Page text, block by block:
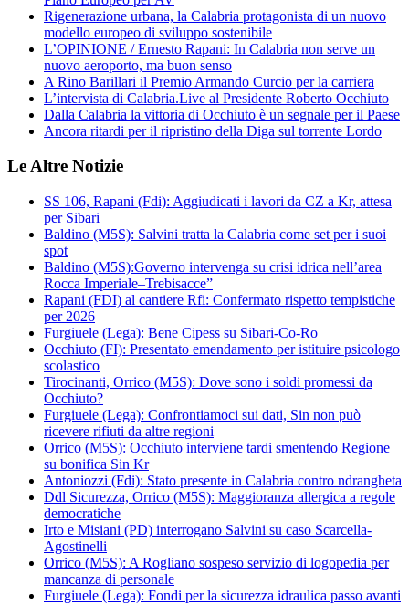
Rigenerazione urbana, la Calabria protagonista di un nuovo
modello europeo di sviluppo sostenibile
L’OPINIONE / Ernesto Rapani: In Calabria non serve un
nuovo aeroporto, ma buon senso
A Rino Barillari il Premio Armando Curcio per la carriera
L’intervista di Calabria.Live al Presidente Roberto Occhiuto
Dalla Calabria la vittoria di Occhiuto è un segnale per il Paese
Ancora ritardi per il ripristino della Diga sul torrente Lordo
Le Altre Notizie
SS 106, Rapani (Fdi): Aggiudicati i lavori da CZ a Kr, attesa
per Sibari
Baldino (M5S): Salvini tratta la Calabria come set per i suoi
spot
Baldino (M5S):Governo intervenga su crisi idrica nell’area
Rocca Imperiale–Trebisacce”
Rapani (FDI) al cantiere Rfi: Confermato rispetto tempistiche
per 2026
Furgiuele (Lega): Bene Cipess su Sibari-Co-Ro
Occhiuto (FI): Presentato emendamento per istituire psicologo
scolastico
Tirocinanti, Orrico (M5S): Dove sono i soldi promessi da
Occhiuto?
Furgiuele (Lega): Confrontiamoci sui dati, Sin non può
ricevere rifiuti da altre regioni
Orrico (M5S): Occhiuto interviene tardi smentendo Regione
su bonifica Sin Kr
Antoniozzi (Fdi): Stato presente in Calabria contro ndrangheta
Ddl Sicurezza, Orrico (M5S): Maggioranza allergica a regole
democratiche
Irto e Misiani (PD) interrogano Salvini su caso Scarcella-
Agostinelli
Orrico (M5S): A Rogliano sospeso servizio di logopedia per
mancanza di personale
Furgiuele (Lega): Fondi per la sicurezza idraulica passo avanti